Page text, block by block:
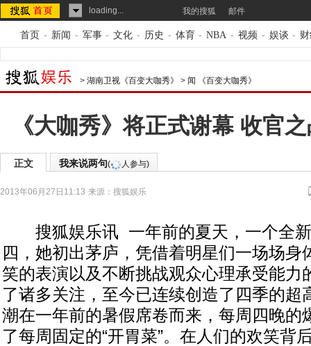
loading... 我的搜狐 邮件
首页 - 新闻 - 军事 - 文化 - 历史 - 体育 - NBA - 视频 - 娱谈 -
> 湖南卫视《百变大咖秀》 > 闻 《百变大咖秀》
《大咖秀》将正式谢幕 收官
正文 我来说两句( 人参与)
2013年06月27日11:13 来源： 搜狐娱乐
搜狐娱乐讯 一年前的夏天，一个全新
四，她初出茅庐，凭借着明星们一场场身
笑的表演以及不断挑战观众心理承受能力
了诸多关注，至今已连续创造了四季的超
潮在一年前的暑假席卷而来，每周四晚的
了每周固定的“开胃菜”。在人们的欢笑背